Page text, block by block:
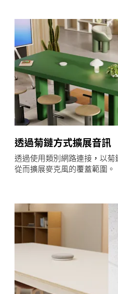
透過菊鏈方式擴展音訊
透過使用類別網路連接，以菊
從而擴展麥克風的覆蓋範圍。